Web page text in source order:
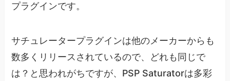
プラグインです。
サチュレータープラグインは他のメーカーからも
数多くリリースされているので、どれも同じで
は？と思われがちですが、PSP Saturatorは多彩